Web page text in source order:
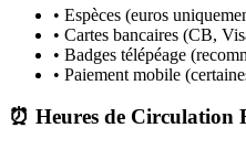
• Espèces (euros
• Cartes bancaires (CB,
• Badges télépéage
• Paiement mobile
⏰ Heures de Circulation